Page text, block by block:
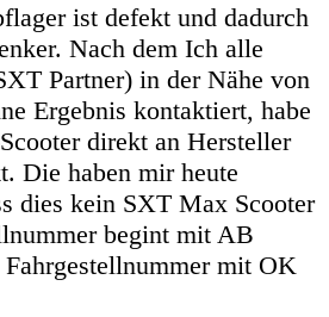
ist defekt und dadurch
Nach dem Ich alle
Partner) in der Nähe von
Ergebnis kontaktiert, habe
direkt an Hersteller
Die haben mir heute
dies kein SXT Max Scooter
begint mit AB
mit OK